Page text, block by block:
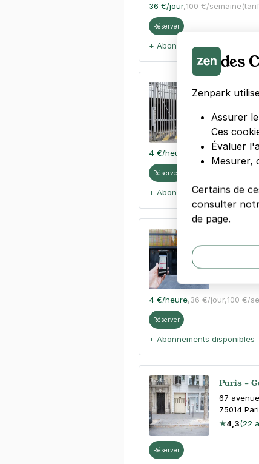
36 €/jour,100 €/semaine
Réserver
+ Abonnements disponibles
Paris -
75015
4,3(825
4 €/heure 36 €/jour,100 €/
Réserver
+ Abonnements disponibles
4 €/heure,36 €/jour,100 €/
Réserver
+ Abonnements disponibles
Paris -
67
75014
4,3(22
Réserver
des
Zenpark
Assurer
Ces
Évaluer
Mesurer,
Certains de
consulter
de page.